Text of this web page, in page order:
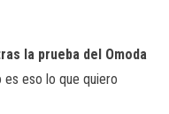
la prueba del Omoda
es eso lo que quiero